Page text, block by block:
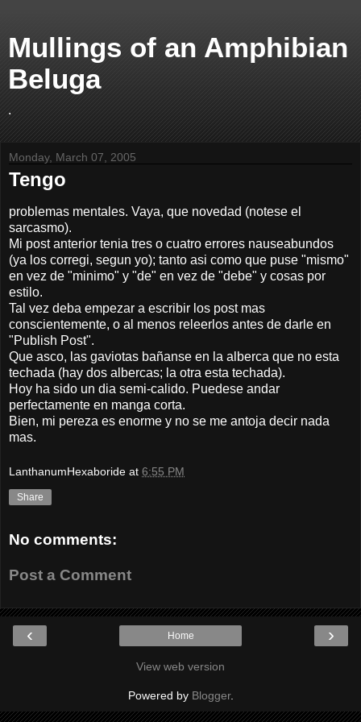
Mullings of an Amphibian
Beluga
.
Monday, March 07, 2005
Tengo
problemas mentales. Vaya, que novedad (notese el
sarcasmo).
Mi post anterior tenia tres o cuatro errores nauseabundos
(ya los corregi, segun yo); tanto asi como que puse "mismo"
en vez de "minimo" y "de" en vez de "debe" y cosas por
estilo.
Tal vez deba empezar a escribir los post mas
conscientemente, o al menos releerlos antes de darle en
"Publish Post".
Que asco, las gaviotas bañanse en la alberca que no esta
techada (hay dos albercas; la otra esta techada).
Hoy ha sido un dia semi-calido. Puedese andar
perfectamente en manga corta.
Bien, mi pereza es enorme y no se me antoja decir nada
mas.
LanthanumHexaboride at 6:55 PM
Share
No comments:
Post a Comment
‹ ›
Home
View web version
Powered by Blogger.